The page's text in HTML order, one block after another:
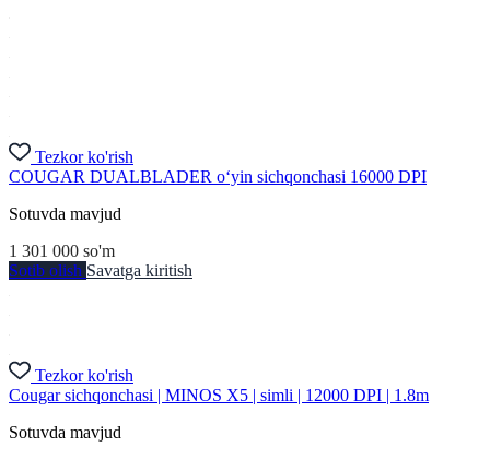
Tezkor ko'rish
COUGAR DUALBLADER o‘yin sichqonchasi 16000 DPI
Sotuvda mavjud
1 301 000 so'm
Sotib olish Savatga kiritish
Tezkor ko'rish
Cougar sichqonchasi | MINOS X5 | simli | 12000 DPI | 1.8m
Sotuvda mavjud